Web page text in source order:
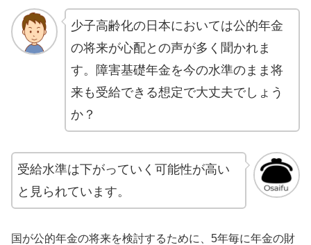
少子高齢化の日本においては公的年金
の将来が心配との声が多く聞かれま
す。障害基礎年金を今の水準のまま将
来も受給できる想定で大丈夫でしょう
か？
受給水準は下がっていく可能性が高い
と見られています。
国が公的年金の将来を検討するために、5年毎に年金の財